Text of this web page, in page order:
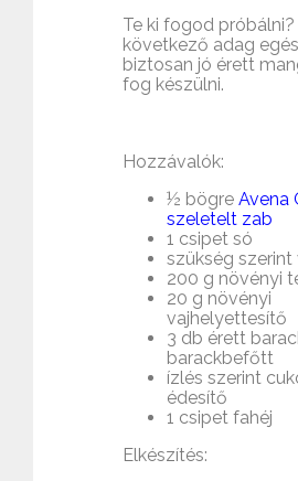
Te ki fogod
következő adag
biztosan jó érett
fog készülni.
Hozzávalók:
½ bögre Avena
szeletelt zab
1 csipet só
szükség szerint
200 g növényi
20 g növényi
vajhelyettesítő
3 db érett
barackbefőtt
ízlés szerint
édesítő
1 csipet fahéj
Elkészítés: